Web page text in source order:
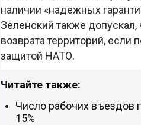
наличии «надежных
Зеленский также
возврата территорий, если
защитой НАТО.
Читайте также:
Число рабочих въездов
15%